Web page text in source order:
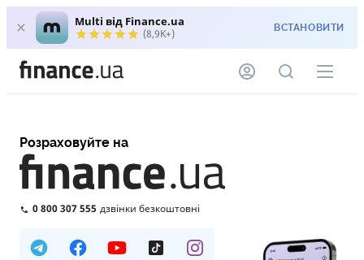
Multi від Finance.ua
(8,9K+) ВСТАНОВИТИ
Розраховуйте на
0 800 307 555 дзвінки безкоштовні